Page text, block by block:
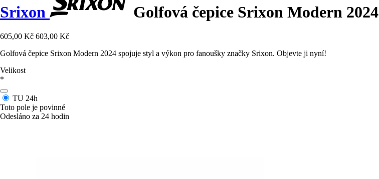
Srixon Golfová čepice Srixon Modern 2024
605,00 Kč 603,00 Kč
Golfová čepice Srixon Modern 2024 spojuje styl a výkon pro fanoušky značky Srixon. Objevte ji nyní!
Velikost
*
TU 24h
Toto pole je povinné
Odesláno za 24 hodin